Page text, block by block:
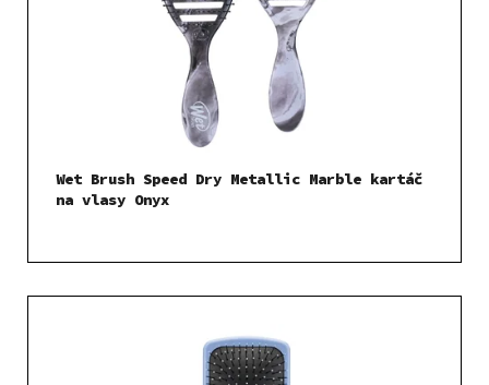
Wet Brush Speed Dry Metallic Marble kartáč
na vlasy Onyx